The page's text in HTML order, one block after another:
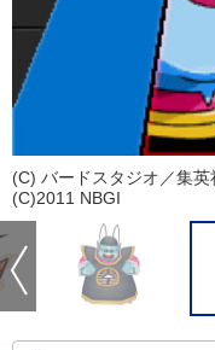
(C) バードスタジオ／集
(C)2011 NBGI